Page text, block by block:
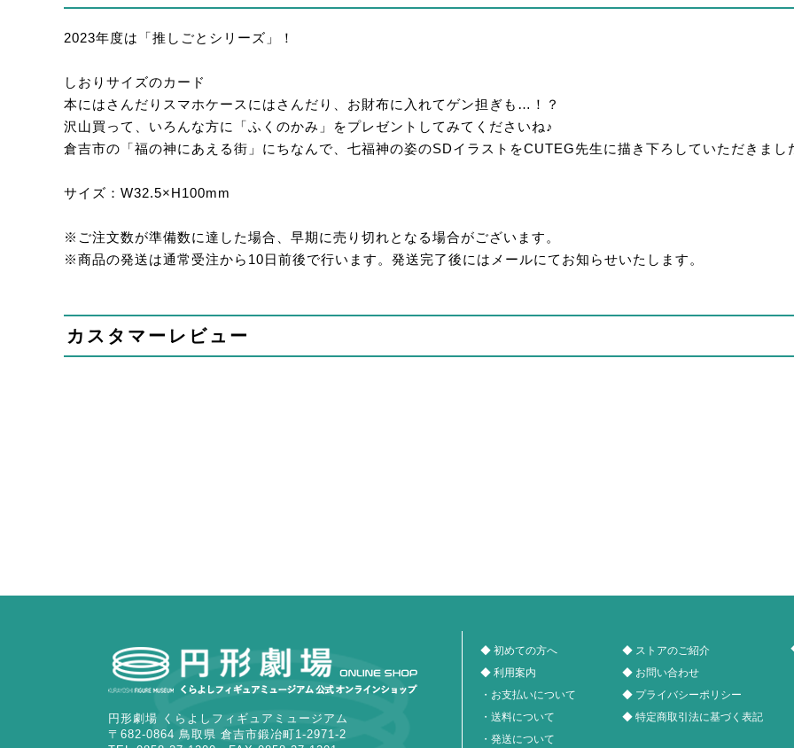
2023年度は「推しごとシリーズ」！
しおりサイズのカード
本にはさんだりスマホケースにはさんだり、お財布に入れてゲン担ぎも…！？
沢山買って、いろんな方に「ふくのかみ」をプレゼントしてみてくださいね♪
倉吉市の「福の神にあえる街」にちなんで、七福神の姿のSDイラストをCUTEG先生に描き下ろしていただきまし
サイズ：W32.5×H100mm
※ご注文数が準備数に達した場合、早期に売り切れとなる場合がございます。
※商品の発送は通常受注から10日前後で行います。発送完了後にはメールにてお知らせいたします。
カスタマーレビュー
円形劇場 くらよしフィギュアミュージアム
〒682-0864 鳥取県 倉吉市鍛冶町1-2971-2
◆ 初めての方へ
◆ 利用案内
・お支払いについて
・送料について
・発送について
◆ ストアのご紹介
◆ お問い合わせ
◆ プライバシーポリシー
◆ 特定商取引法に基づく表記